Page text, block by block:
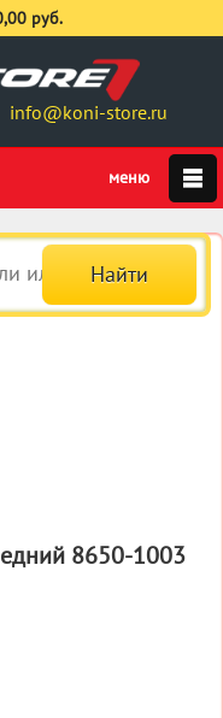
info@koni-store.ru
руб.
8650-1003